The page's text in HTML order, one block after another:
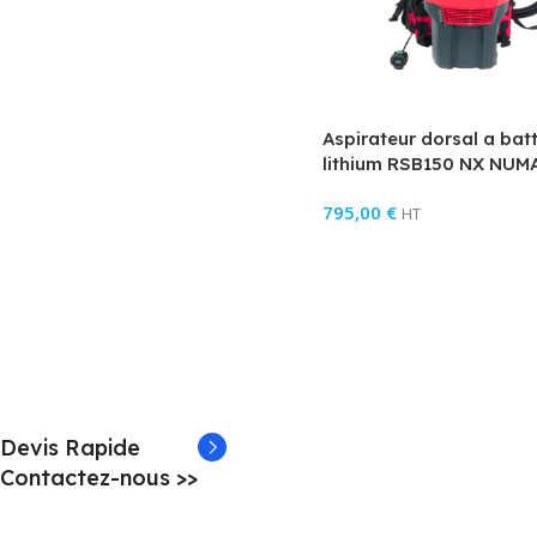
Aspirateur dorsal a
lithium RSB150 NX
795,00 € HT
Devis Rapide
Contactez-nous >>